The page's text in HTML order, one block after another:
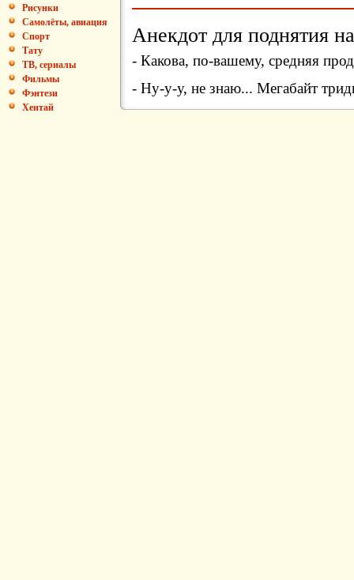
Рисунки
Самолёты, авиация
Спорт
Тату
ТВ, сериалы
Фильмы
Фэнтези
Хентай
Анекдот для поднятия
- Какова, по-вашему, средняя
- Ну-у-у, не знаю... Мегабайт